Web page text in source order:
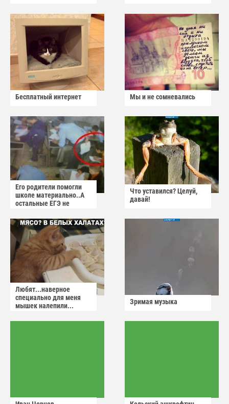
Бесплатный интернет Мы и не сомневались
Его родители помогли
школе материально..А
остальные ЕГЭ не
Что уставился? Целуй,
давай!
Любят...наверное
специально для меня
мышек налепили...
Зримая музыка